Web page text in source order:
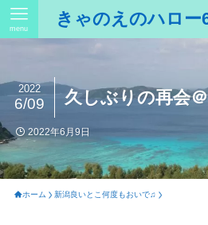
きゃのえのハロー
menu
久しぶりの再会
2022
6/09
2022年6月9日
ホーム 新潟良いとこ何度もおいで♫